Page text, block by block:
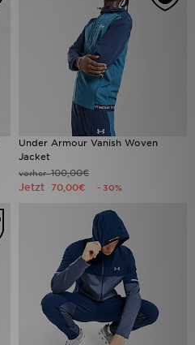
Under Armour Vanish Woven
Jacket
vorher100,00€
Jetzt 70,00€ - 30%